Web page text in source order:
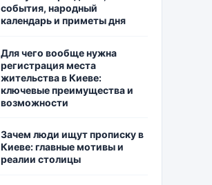
события, народный
календарь и приметы дня
Для чего вообще нужна
регистрация места
жительства в Киеве:
ключевые преимущества и
возможности
Зачем люди ищут прописку в
Киеве: главные мотивы и
реалии столицы